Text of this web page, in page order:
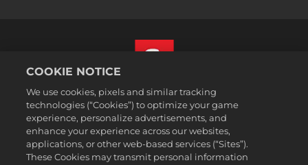
Juridisk information
Integritetspolicy
Cookiepolicy
Svenska
COOKIE NOTICE
We use cookies, pixels and similar tracking
technologies (“Cookies”) to optimize your game
experience, personalize advertisements, and
enhance your experience across our websites,
applications, or other web-based services (“Sites”).
These Cookies may transmit personal information